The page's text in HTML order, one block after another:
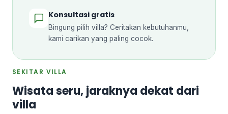
Konsultasi gratis
Bingung pilih villa? Ceritakan kebutuhanmu,
kami carikan yang paling cocok.
SEKITAR VILLA
Wisata seru, jaraknya dekat dari
villa